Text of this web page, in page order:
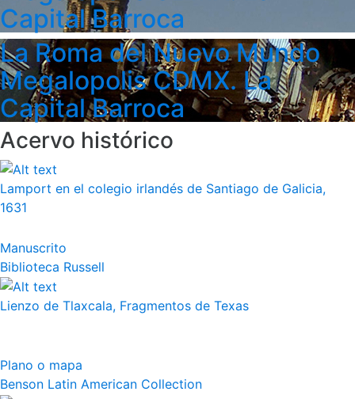
Capital Barroca
La Roma del Nuevo Mundo
Megalopolis CDMX. La
Capital Barroca
Acervo histórico
Lamport en el colegio irlandés de Santiago de Galicia,
1631
Manuscrito
Biblioteca Russell
Lienzo de Tlaxcala, Fragmentos de Texas
Plano o mapa
Benson Latin American Collection